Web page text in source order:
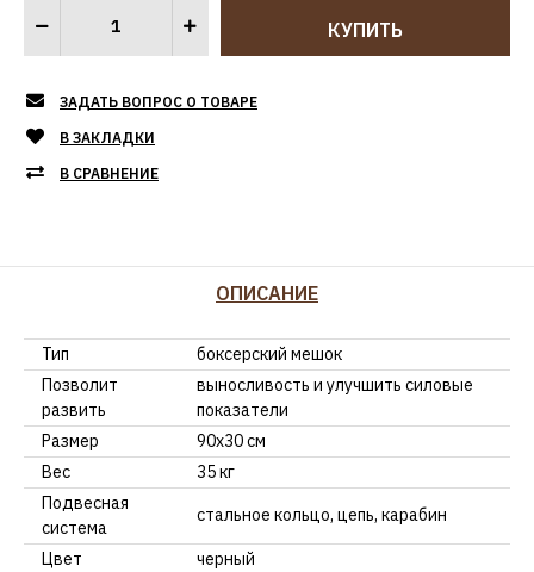
ЗАДАТЬ ВОПРОС О ТОВАРЕ
В ЗАКЛАДКИ
В СРАВНЕНИЕ
ОПИСАНИЕ
Тип
боксерский мешок
Позволит
развить
выносливость и улучшить силовые
показатели
Размер
90х30 см
Вес
35 кг
Подвесная
система
стальное кольцо, цепь, карабин
Цвет
черный